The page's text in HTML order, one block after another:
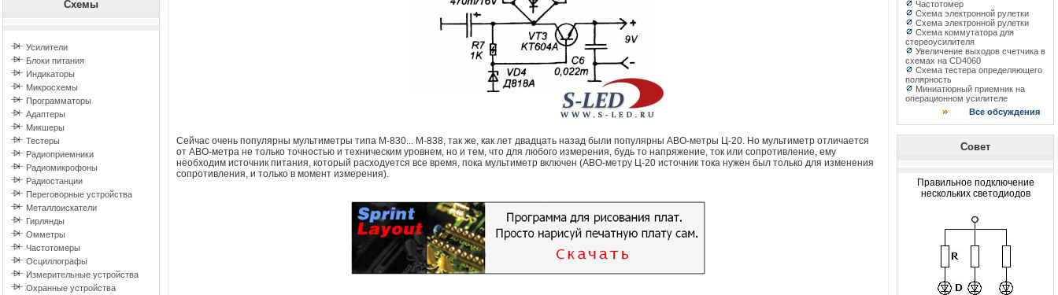
Схемы
Усилители
Блоки питания
Индикаторы
Микросхемы
Программаторы
Адаптеры
Микшеры
Тестеры
Радиоприемники
Радиомикрофоны
Радиостанции
Переговорные устройства
Металлоискатели
Гирлянды
Омметры
Частотомеры
Осциллографы
Измерительные устройства
Охранные устройства
Сейчас очень популярны мультиметры типа М-830... М-838, так же, как лет двадцать назад были популярны АВО-метры Ц-20. Но мультиметр отличается
от АВО-метра не только точностью и техническим уровнем, но и тем, что для любого измерения, будь то напряжение, ток или сопротивление, ему
необходим источник питания, который расходуется все время, пока мультиметр включен (АВО-метру Ц-20 источник тока нужен был только для изменения
сопротивления, и только в момент измерения).
Частотомер
Схема электронной рулетки
Схема электронной рулетки
Схема коммутатора для
стереоусилителя
Увеличение выходов счетчика в
схемах на CD4060
Схема тестера определяющего
полярность
Миниатюрный приемник на
операционном усилителе
Все обсуждения
Совет
Правильное подключение
нескольких светодиодов